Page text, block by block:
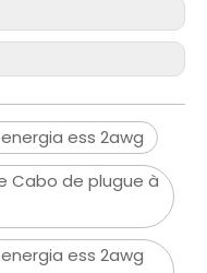
ess 2awg
Cabo de plugue à
ess 2awg